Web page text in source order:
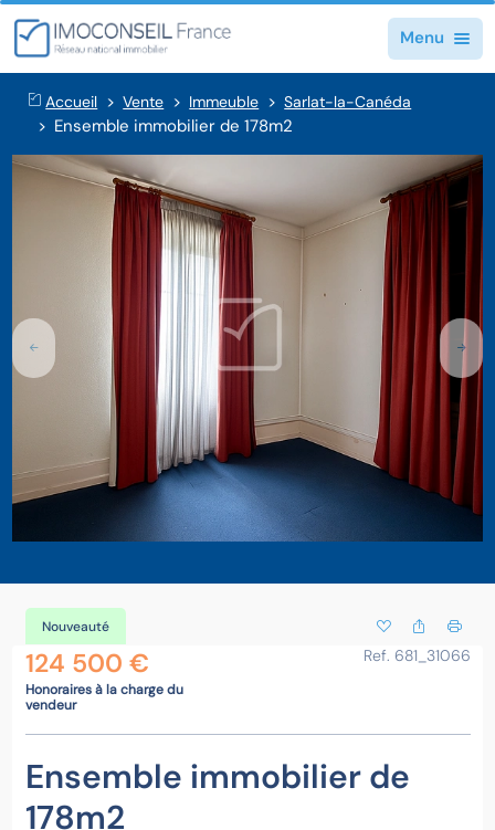
Menu
Accueil Vente Immeuble Sarlat-la-Canéda
Ensemble immobilier de 178m2
Nouveauté
124 500 €
Honoraires à la charge du
vendeur
Ref. 681_31066
Ensemble immobilier de
178m2